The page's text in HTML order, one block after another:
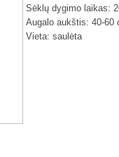
Sėklų dygimo laikas:
Augalo aukštis: 40-60
Vieta: saulėta